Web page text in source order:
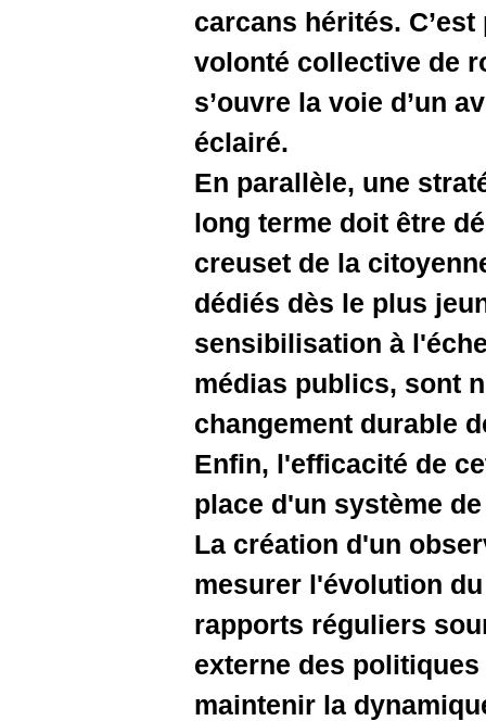
carcans
volonté
s’ouvre
En
long
creuset
dédiés
médias
Enfin,
place
La
mesurer
rapports
externe
maintenir